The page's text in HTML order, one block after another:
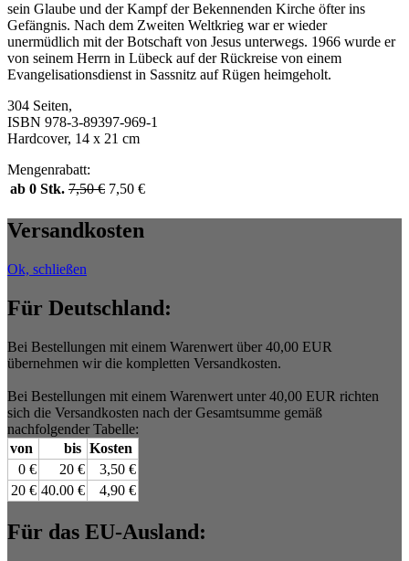
sein Glaube und der Kampf der Bekennenden Kirche öfter ins
Gefängnis. Nach dem Zweiten Weltkrieg war er wieder
unermüdlich mit der Botschaft von Jesus unterwegs. 1966 wurde er
von seinem Herrn in Lübeck auf der Rückreise von einem
Evangelisationsdienst in Sassnitz auf Rügen heimgeholt.
304 Seiten,
ISBN 978-3-89397-969-1
Hardcover, 14 x 21 cm
Mengenrabatt:
ab 0 Stk. 7,50€ 7,50 €
Versandkosten
Ok, schließen
Für Deutschland:
Bei Bestellungen mit einem Warenwert über 40,00 EUR
übernehmen wir die kompletten Versandkosten.
Bei Bestellungen mit einem Warenwert unter 40,00 EUR richten
sich die Versandkosten nach der Gesamtsumme gemäß
nachfolgender Tabelle:
von
bis Kosten
0 €
20 €
3,50 €
20 € 40.00 € 4,90 €
Für das EU-Ausland: